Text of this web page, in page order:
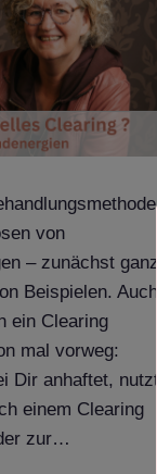
von
– zunächst ganz
Beispielen. Auch
ein Clearing
mal vorweg:
Dir anhaftet, nutzt
einem Clearing
zur…